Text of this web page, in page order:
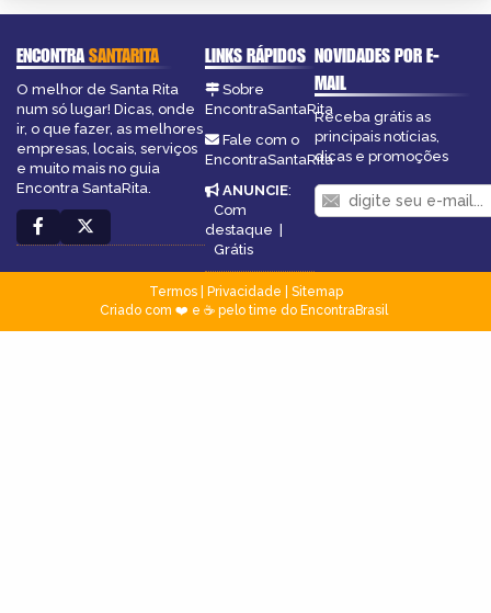
ENCONTRASANTARITA
O melhor de Santa Rita
num só lugar! Dicas, onde
ir, o que fazer, as melhores
empresas, locais, serviços
e muito mais no guia
Encontra SantaRita.
LINKS RÁPIDOS
Sobre
EncontraSantaRita
Fale com o
EncontraSantaRita
ANUNCIE:
Com
destaque
Grátis
NOVIDADES POR E-
MAIL
Receba grátis as
principais notícias,
dicas e promoções
Termos| Privacidade
Sitemap
Criado com ❤️ e ☕ pelo time do EncontraBrasil